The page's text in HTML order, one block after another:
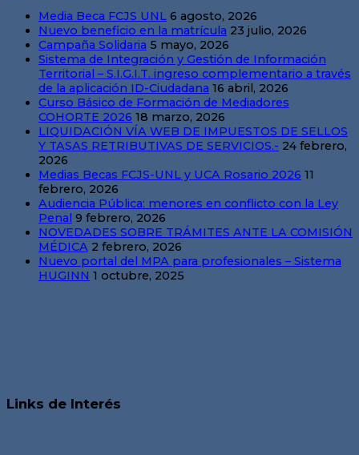
Media Beca FCJS UNL 6 agosto, 2026
Nuevo beneficio en la matrícula 23 julio, 2026
Campaña Solidaria 5 mayo, 2026
Sistema de Integración y Gestión de Información
Territorial – S.I.G.I.T. ingreso complementario a través
de la aplicación ID-Ciudadana 16 abril, 2026
Curso Básico de Formación de Mediadores
COHORTE 2026 18 marzo, 2026
LIQUIDACIÓN VÍA WEB DE IMPUESTOS DE SELLOS
Y TASAS RETRIBUTIVAS DE SERVICIOS.- 24 febrero,
2026
Medias Becas FCJS-UNL y UCA Rosario 2026 11
febrero, 2026
Audiencia Pública: menores en conflicto con la Ley
Penal 9 febrero, 2026
NOVEDADES SOBRE TRÁMITES ANTE LA COMISIÓN
MÉDICA 2 febrero, 2026
Nuevo portal del MPA para profesionales – Sistema
HUGINN 1 octubre, 2025
Links de Interés